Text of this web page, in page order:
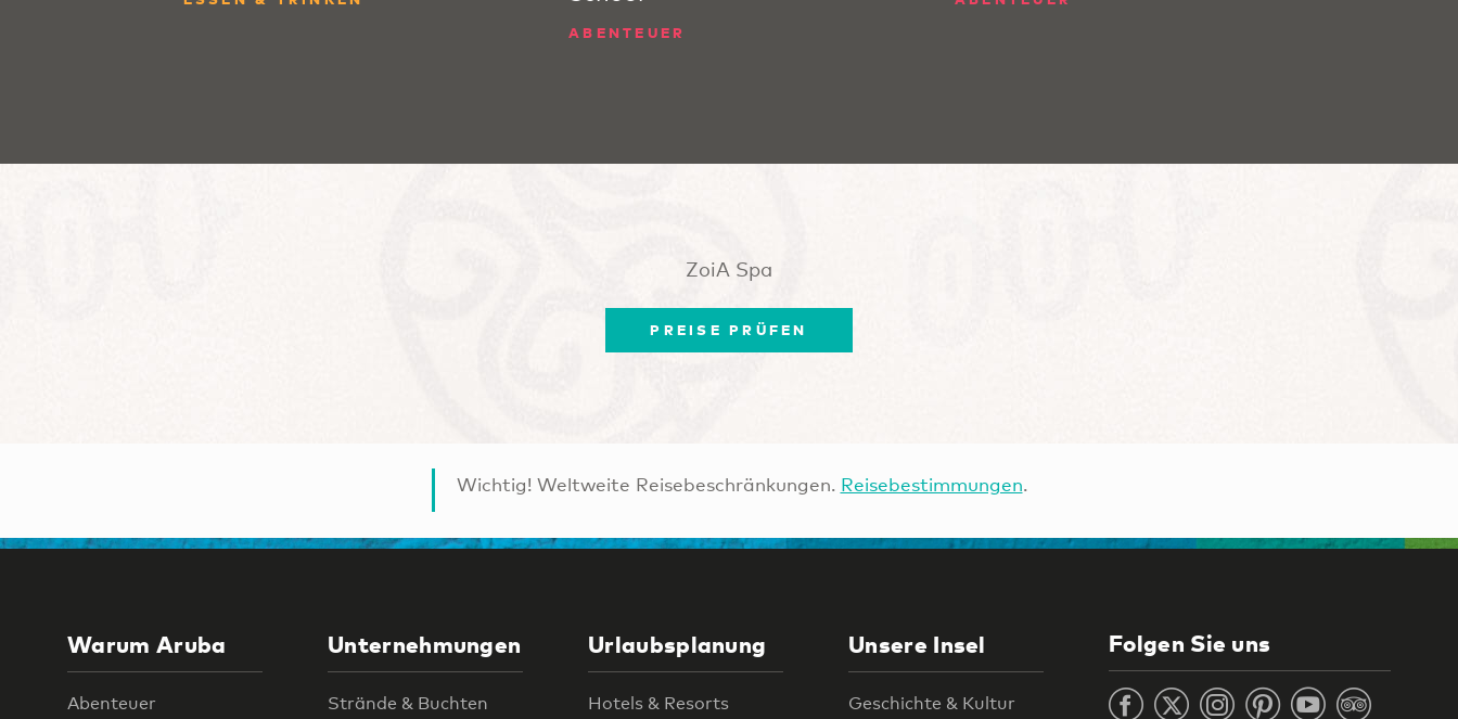
ABENTEUER
ZoiA Spa
PREISE PRÜFEN
Wichtig! Weltweite Reisebeschränkungen. Reisebestimmungen.
Warum Aruba
Abenteuer
Unternehmungen
Strände & Buchten
Urlaubsplanung
Hotels & Resorts
Unsere Insel
Geschichte & Kultur
Folgen Sie uns